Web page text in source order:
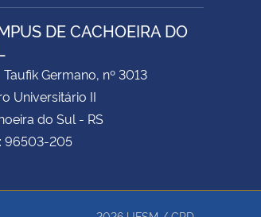
DE CACHOEIRA DO
Taufik Germano, nº 3013
Universitário II
do Sul - RS
96503-205